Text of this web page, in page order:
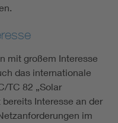
mit großem Interesse
das internationale
TC 82 „Solar
Interesse an der
im